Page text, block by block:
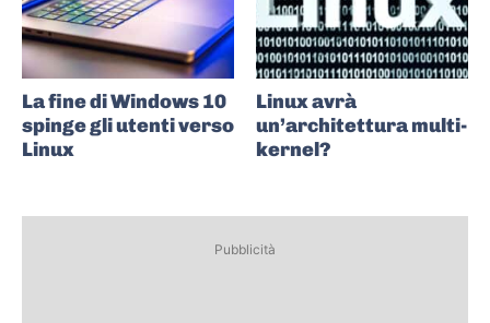
La fine di Windows 10
spinge gli utenti verso
Linux
Linux avrà
un’architettura multi-
kernel?
Pubblicità